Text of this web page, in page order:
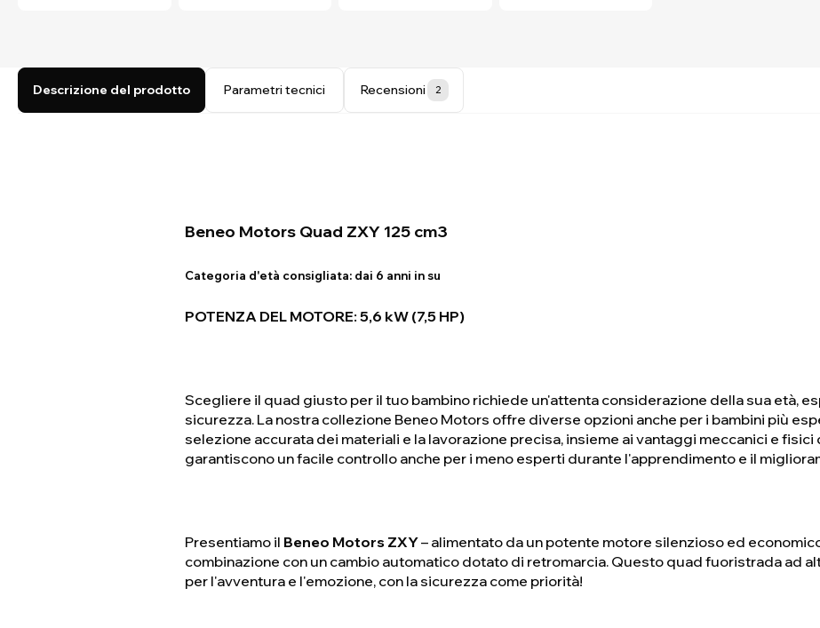
Descrizione del prodotto Parametri tecnici Recensioni 2
Beneo Motors Quad ZXY 125 cm3
Categoria d'età consigliata: dai 6 anni in su
POTENZA DEL MOTORE: 5,6 kW (7,5 HP)
Scegliere il quad giusto per il tuo bambino richiede un'attenta considerazione della sua età,
sicurezza. La nostra collezione Beneo Motors offre diverse opzioni anche per i bambini più
selezione accurata dei materiali e la lavorazione precisa, insieme ai vantaggi meccanici e
garantiscono un facile controllo anche per i meno esperti durante l'apprendimento e il
Presentiamo il Beneo Motors ZXY– alimentato da un potente motore silenzioso ed
combinazione con un cambio automatico dotato di retromarcia. Questo quad fuoristrada ad
per l'avventura e l'emozione, con la sicurezza come priorità!